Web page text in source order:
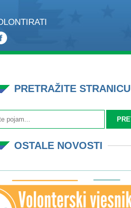
PRETRAŽITE STRANICU
OSTALE NOVOSTI